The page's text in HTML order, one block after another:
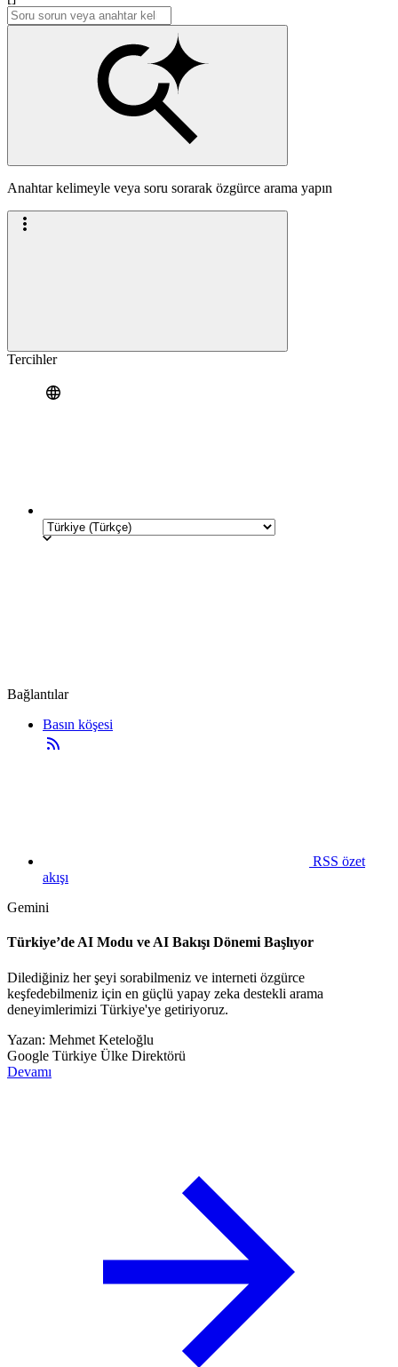
Anahtar kelimeyle veya soru sorarak özgürce arama yapın
Tercihler
Bağlantılar
Basın köşesi
RSS özet
akışı
Gemini
Türkiye’de AI Modu ve AI Bakışı Dönemi Başlıyor
Dilediğiniz her şeyi sorabilmeniz ve interneti özgürce
keşfedebilmeniz için en güçlü yapay zeka destekli arama
deneyimlerimizi Türkiye'ye getiriyoruz.
Yazan: Mehmet Keteloğlu
Google Türkiye Ülke Direktörü
Devamı